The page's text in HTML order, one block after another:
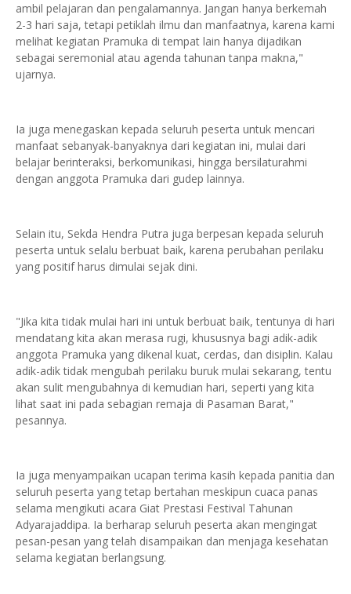
ambil pelajaran dan pengalamannya. Jangan hanya berkemah
2-3 hari saja, tetapi petiklah ilmu dan manfaatnya, karena kami
melihat kegiatan Pramuka di tempat lain hanya dijadikan
sebagai seremonial atau agenda tahunan tanpa makna,"
ujarnya.
Ia juga menegaskan kepada seluruh peserta untuk mencari
manfaat sebanyak-banyaknya dari kegiatan ini, mulai dari
belajar berinteraksi, berkomunikasi, hingga bersilaturahmi
dengan anggota Pramuka dari gudep lainnya.
Selain itu, Sekda Hendra Putra juga berpesan kepada seluruh
peserta untuk selalu berbuat baik, karena perubahan perilaku
yang positif harus dimulai sejak dini.
"Jika kita tidak mulai hari ini untuk berbuat baik, tentunya di hari
mendatang kita akan merasa rugi, khususnya bagi adik-adik
anggota Pramuka yang dikenal kuat, cerdas, dan disiplin. Kalau
adik-adik tidak mengubah perilaku buruk mulai sekarang, tentu
akan sulit mengubahnya di kemudian hari, seperti yang kita
lihat saat ini pada sebagian remaja di Pasaman Barat,"
pesannya.
Ia juga menyampaikan ucapan terima kasih kepada panitia dan
seluruh peserta yang tetap bertahan meskipun cuaca panas
selama mengikuti acara Giat Prestasi Festival Tahunan
Adyarajaddipa. Ia berharap seluruh peserta akan mengingat
pesan-pesan yang telah disampaikan dan menjaga kesehatan
selama kegiatan berlangsung.